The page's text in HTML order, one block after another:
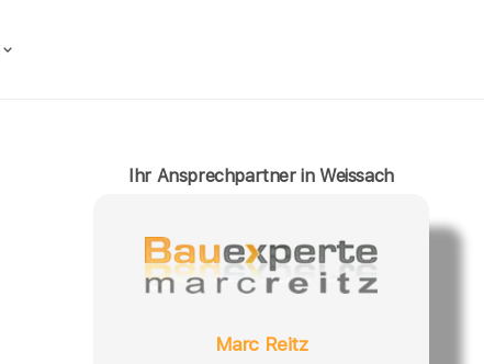
Ihr Ansprechpartner in Weissach
Marc Reitz